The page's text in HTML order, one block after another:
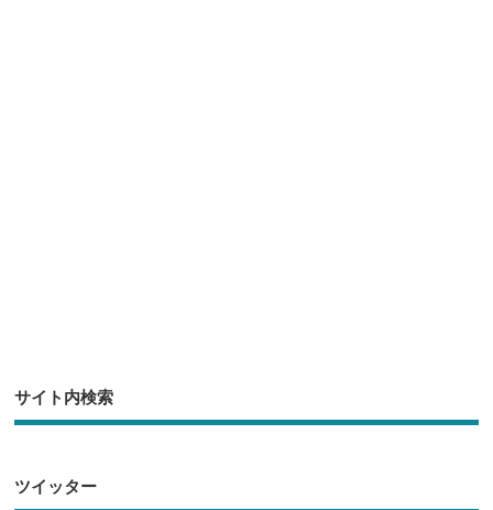
サイト内検索
ツイッター